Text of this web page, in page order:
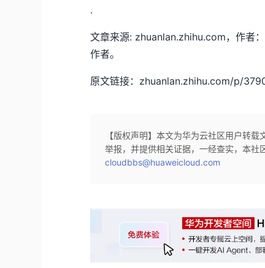
.
文章来源: zhuanlan.zhihu.com，作者
作者。
原文链接：zhuanlan.zhihu.com/p/
【版权声明】本文为华为云社区用户转
举报，并提供相关证据，一经查实，本社
cloudbbs@huaweicloud.com